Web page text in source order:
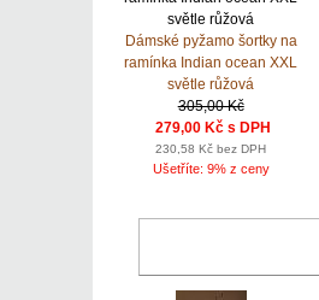
Dámské pyžamo šortky na
ramínka Indian ocean XXL
světle růžová
305,00 Kč
279,00 Kč s DPH
230,58 Kč bez DPH
Ušetříte: 9% z ceny